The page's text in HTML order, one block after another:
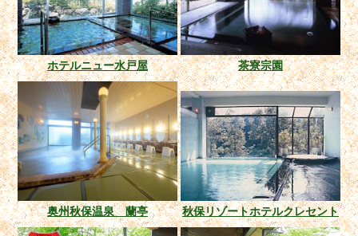
ホテルニュー水戸屋 茶寮宗園
奥州秋保温泉 蘭亭 秋保リゾートホテルクレセント